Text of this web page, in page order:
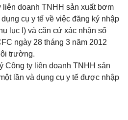
liên doanh TNHH sản xuất bơm
cụ y tế về việc đăng ký nhập
lục I) và căn cứ xác nhận số
ngày 28 tháng 3 năm 2012
trường.
Công ty liên doanh TNHH sản
lần và dụng cụ y tế được nhập